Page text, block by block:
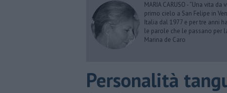
MARIA CARUSO - “Una vita
primo cielo a San Felipe in
Italia dal 1977 e per tre anni
le parole che le passano per
Marina de Caro
Personalità